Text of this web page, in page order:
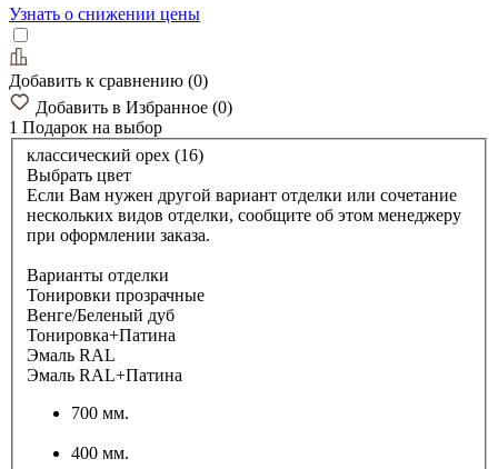
Узнать о снижении цены
Добавить к сравнению (0)
Добавить в Избранное (0)
1 Подарок на выбор
классический орех (16)
Выбрать цвет
Если Вам нужен другой вариант отделки или сочетание
нескольких видов отделки, сообщите об этом менеджеру
при оформлении заказа.
Варианты отделки
Тонировки прозрачные
Венге/Беленый дуб
Тонировка+Патина
Эмаль RAL
Эмаль RAL+Патина
700 мм.
400 мм.